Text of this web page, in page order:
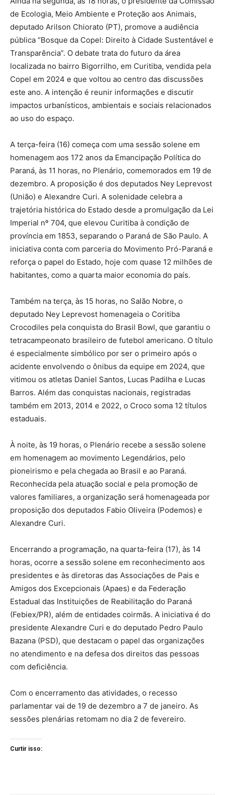
de Ecologia, Meio Ambiente e Proteção aos Animais,
deputado Arilson Chiorato (PT), promove a audiência
pública “Bosque da Copel: Direito à Cidade Sustentável e
Transparência”. O debate trata do futuro da área
localizada no bairro Bigorrilho, em Curitiba, vendida pela
Copel em 2024 e que voltou ao centro das discussões
este ano. A intenção é reunir informações e discutir
impactos urbanísticos, ambientais e sociais relacionados
ao uso do espaço.
A terça-feira (16) começa com uma sessão solene em
homenagem aos 172 anos da Emancipação Política do
Paraná, às 11 horas, no Plenário, comemorados em 19 de
dezembro. A proposição é dos deputados Ney Leprevost
(União) e Alexandre Curi. A solenidade celebra a
trajetória histórica do Estado desde a promulgação da Lei
Imperial nº 704, que elevou Curitiba à condição de
província em 1853, separando o Paraná de São Paulo. A
iniciativa conta com parceria do Movimento Pró-Paraná e
reforça o papel do Estado, hoje com quase 12 milhões de
habitantes, como a quarta maior economia do país.
Também na terça, às 15 horas, no Salão Nobre, o
deputado Ney Leprevost homenageia o Coritiba
Crocodiles pela conquista do Brasil Bowl, que garantiu o
tetracampeonato brasileiro de futebol americano. O título
é especialmente simbólico por ser o primeiro após o
acidente envolvendo o ônibus da equipe em 2024, que
vitimou os atletas Daniel Santos, Lucas Padilha e Lucas
Barros. Além das conquistas nacionais, registradas
também em 2013, 2014 e 2022, o Croco soma 12 títulos
estaduais.
À noite, às 19 horas, o Plenário recebe a sessão solene
em homenagem ao movimento Legendários, pelo
pioneirismo e pela chegada ao Brasil e ao Paraná.
Reconhecida pela atuação social e pela promoção de
valores familiares, a organização será homenageada por
proposição dos deputados Fabio Oliveira (Podemos) e
Alexandre Curi.
Encerrando a programação, na quarta-feira (17), às 14
horas, ocorre a sessão solene em reconhecimento aos
presidentes e às diretoras das Associações de Pais e
Amigos dos Excepcionais (Apaes) e da Federação
Estadual das Instituições de Reabilitação do Paraná
(Febiex/PR), além de entidades coirmãs. A iniciativa é do
presidente Alexandre Curi e do deputado Pedro Paulo
Bazana (PSD), que destacam o papel das organizações
no atendimento e na defesa dos direitos das pessoas
com deficiência.
Com o encerramento das atividades, o recesso
parlamentar vai de 19 de dezembro a 7 de janeiro. As
sessões plenárias retomam no dia 2 de fevereiro.
Curtir isso: